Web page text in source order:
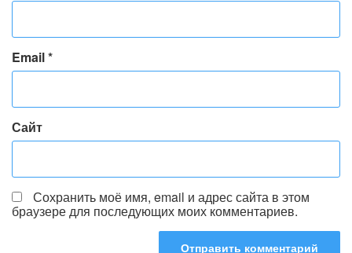
Email*
Сайт
Сохранить моё имя, email и адрес сайта в этом
браузере для последующих моих комментариев.